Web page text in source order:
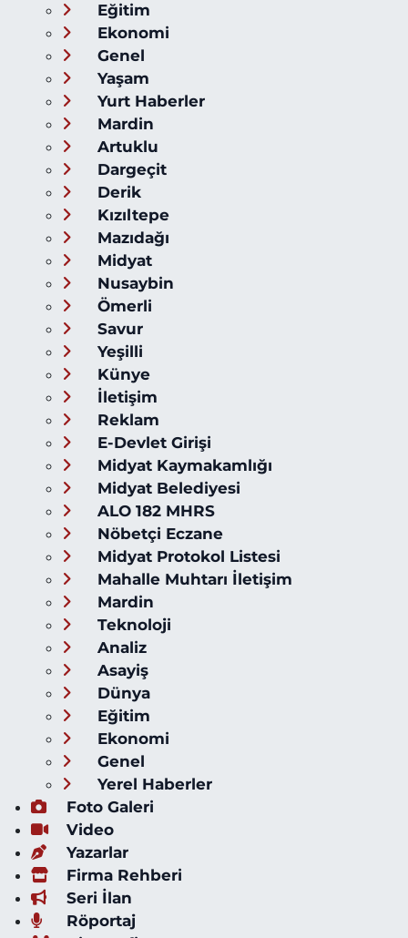
Eğitim
Ekonomi
Genel
Yaşam
Yurt Haberler
Mardin
Artuklu
Dargeçit
Derik
Kızıltepe
Mazıdağı
Midyat
Nusaybin
Ömerli
Savur
Yeşilli
Künye
İletişim
Reklam
E-Devlet Girişi
Midyat Kaymakamlığı
Midyat Belediyesi
ALO 182 MHRS
Nöbetçi Eczane
Midyat Protokol Listesi
Mahalle Muhtarı İletişim
Mardin
Teknoloji
Analiz
Asayiş
Dünya
Eğitim
Ekonomi
Genel
Yerel Haberler
Foto Galeri
Video
Yazarlar
Firma Rehberi
Seri İlan
Röportaj